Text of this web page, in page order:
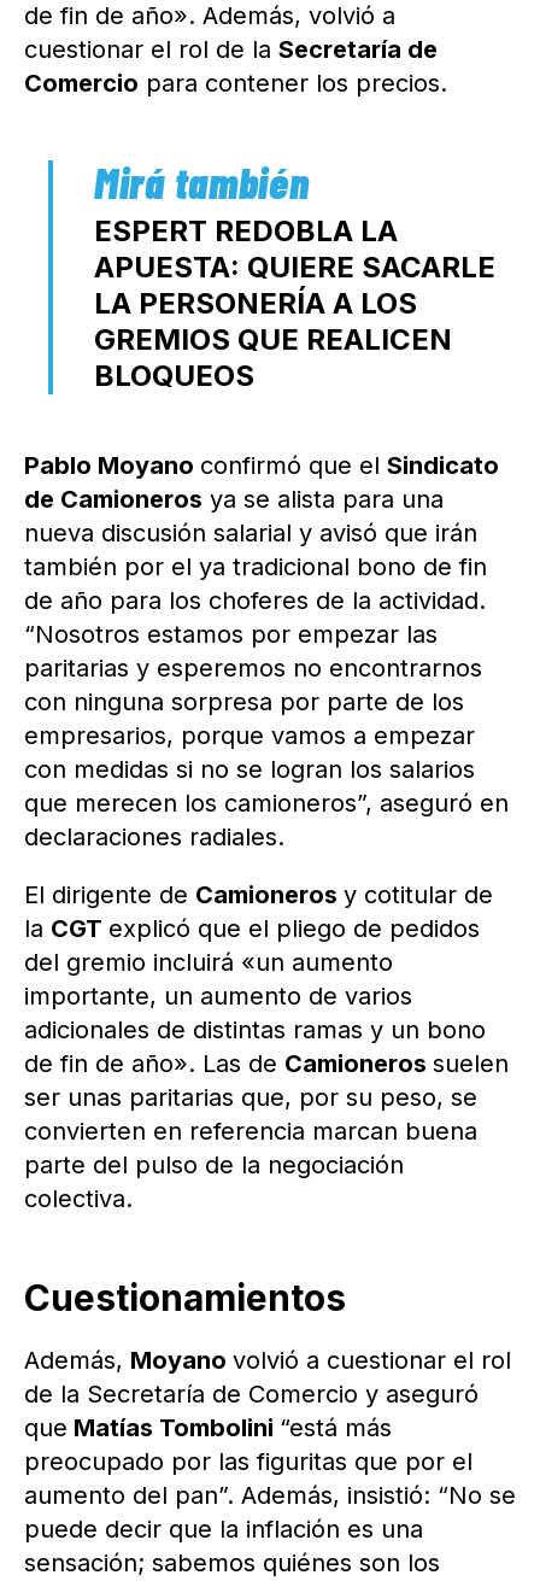
de fin de año». Además, volvió a
cuestionar el rol de la Secretaría de
Comercio para contener los precios.
ESPERT REDOBLA LA
APUESTA: QUIERE SACARLE
LA PERSONERÍA A LOS
GREMIOS QUE REALICEN
BLOQUEOS
Pablo Moyano confirmó que el Sindicato
de Camioneros ya se alista para una
nueva discusión salarial y avisó que irán
también por el ya tradicional bono de fin
de año para los choferes de la actividad.
“Nosotros estamos por empezar las
paritarias y esperemos no encontrarnos
con ninguna sorpresa por parte de los
empresarios, porque vamos a empezar
con medidas si no se logran los salarios
que merecen los camioneros”, aseguró en
declaraciones radiales.
El dirigente de Camioneros y cotitular de
la CGT explicó que el pliego de pedidos
del gremio incluirá «un aumento
importante, un aumento de varios
adicionales de distintas ramas y un bono
de fin de año». Las de Camioneros suelen
ser unas paritarias que, por su peso, se
convierten en referencia marcan buena
parte del pulso de la negociación
colectiva.
Cuestionamientos
Además, Moyano volvió a cuestionar el rol
de la Secretaría de Comercio y aseguró
que Matías Tombolini “está más
preocupado por las figuritas que por el
aumento del pan”. Además, insistió: “No se
puede decir que la inflación es una
sensación; sabemos quiénes son los